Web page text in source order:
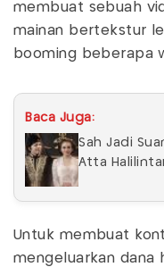
membuat sebuah
mainan bertekstur
booming beberapa
Baca Juga:
Sah Jadi
Atta
Untuk membuat
mengeluarkan dana